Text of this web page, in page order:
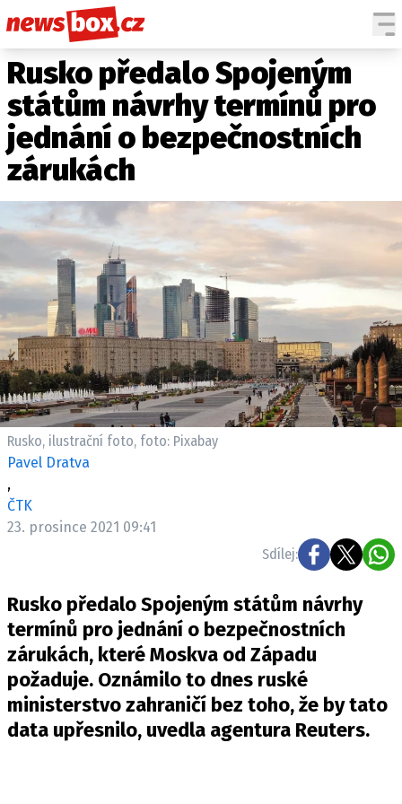
DOMÁCÍ
ZAHRANIČÍ
POČASÍ
KRIMI
EKONOMIKA
KULTURA
SPOLEČNOST
SPORT
ČESKÉ CELEBRITY
SVĚTOVÉ CELEBRITY
SLEDUJTE NÁS NA|
Máte příběh, fotku nebo video?
Pošlete e-mail na newsbox.cz
OSOBNÍ ÚDAJE / COOKIES
VOLNÁ MÍSTA
Provozovatelem serveru newsbox.cz je
Rusko předalo Spojeným
státům návrhy termínů pro
jednání o bezpečnostních
zárukách
Rusko, ilustrační foto, foto: Pixabay
Pavel Dratva
,
ČTK
23. prosince 2021 09:41
Sdílej:
Rusko předalo Spojeným státům návrhy
termínů pro jednání o bezpečnostních
zárukách, které Moskva od Západu
požaduje. Oznámilo to dnes ruské
ministerstvo zahraničí bez toho, že by tato
data upřesnilo, uvedla agentura Reuters.